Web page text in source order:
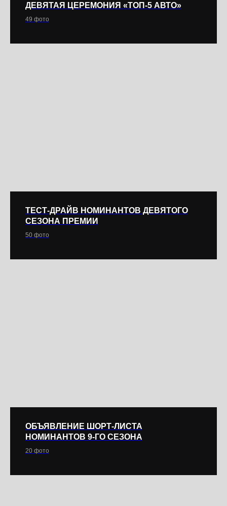
ДЕВЯТАЯ ЦЕРЕМОНИЯ «ТОП-5 АВТО»
49 фото
ТЕСТ-ДРАЙВ НОМИНАНТОВ ДЕВЯТОГО
СЕЗОНА ПРЕМИИ
50 фото
ОБЪЯВЛЕНИЕ ШОРТ-ЛИСТА
НОМИНАНТОВ 9-ГО СЕЗОНА
20 фото